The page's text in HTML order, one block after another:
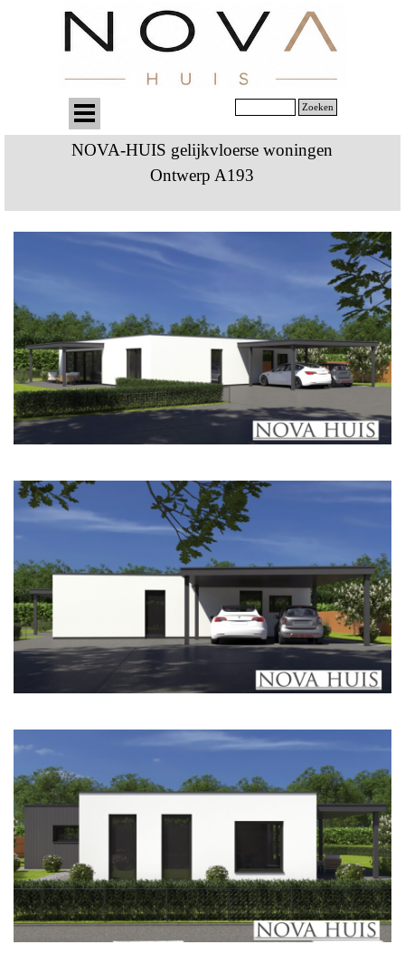
Zoeken
NOVA-HUIS gelijkvloerse woningen
Ontwerp A193